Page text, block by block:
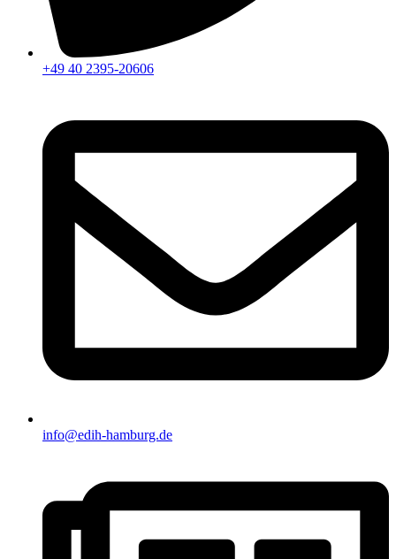
+49 40 2395-20606
info@edih-hamburg.de